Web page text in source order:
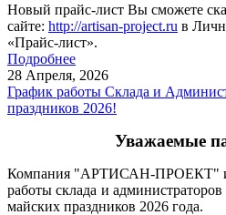
Новый прайс-лист Вы сможете
сайте: http://artisan-project.ru в
«Прайс-лист».
Подробнее
28 Апреля, 2026
График работы Склада и
праздников 2026!
Уважаемые
Компания "АРТИСАН-ПРОЕКТ"
работы склада и
майских праздников 2026 года.